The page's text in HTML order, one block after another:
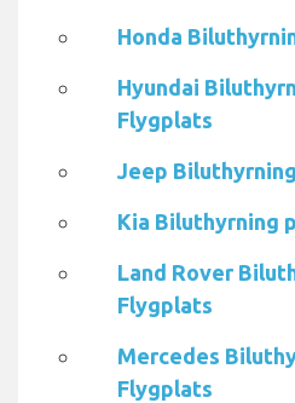
Honda
Hyundai
Flygplats
Jeep
Kia Biluthyrning
Land Rover
Flygplats
Mercedes
Flygplats